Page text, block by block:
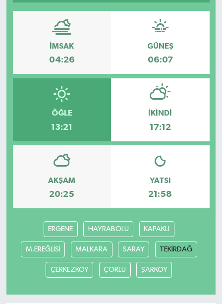
İMSAK
04:26
GÜNEŞ
06:07
ÖĞLE
13:21
İKINDI
17:12
AKŞAM
20:25
YATSI
21:58
ERGENE HAYRABOLU KAPAKLI
M.EREĞLİSİ MALKARA SARAY TEKİRDAĞ
ÇERKEZKÖY ÇORLU ŞARKÖY